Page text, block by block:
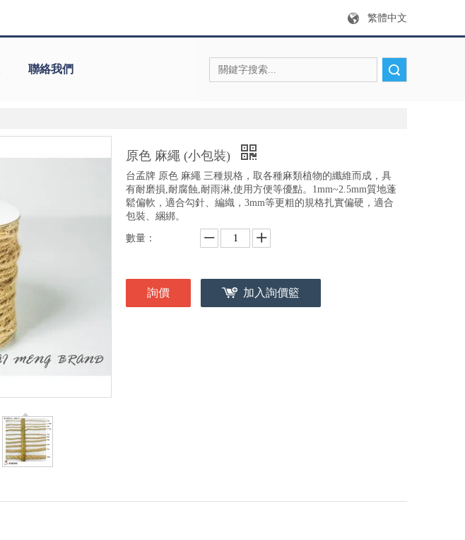
繁體中文
聯絡我們
原色 麻繩 (小包裝)
台孟牌 原色 麻繩 三種規格，取各種麻類植物的纖維而成，具
有耐磨損,耐腐蝕,耐雨淋,使用方便等優點。1mm~2.5mm質地蓬
鬆偏軟，適合勾針、編織，3mm等更粗的規格扎實偏硬，適合
包裝、綑綁。
數量：
詢價 加入詢價籃